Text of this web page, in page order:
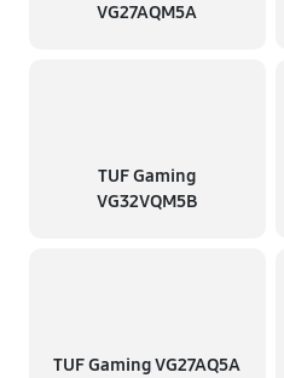
VG27AQM5A
TUF Gaming
VG32VQM5B
TUF Gaming VG27AQ5A